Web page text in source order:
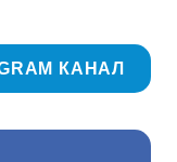
КАНАЛ